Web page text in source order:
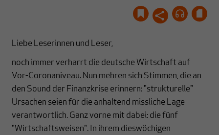
Liebe Leserinnen und Leser,
noch immer verharrt die deutsche Wirtschaft auf
Vor-Coronaniveau. Nun mehren sich Stimmen, die an
den Sound der Finanzkrise erinnern: "strukturelle"
Ursachen seien für die anhaltend missliche Lage
verantwortlich. Ganz vorne mit dabei: die fünf
"Wirtschaftsweisen". In ihrem dieswöchigen